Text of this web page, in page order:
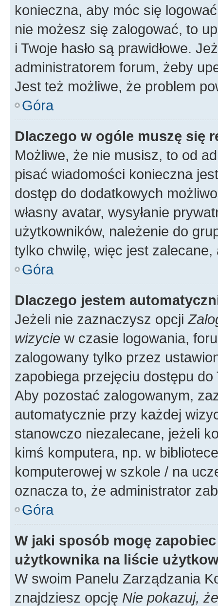
konieczna, aby móc się
nie możesz się zalogować, to
i Twoje hasło są prawidłowe.
administratorem forum, żeby
Jest też możliwe, że problem
Góra
Dlaczego w ogóle muszę się
Możliwe, że nie musisz, to od
pisać wiadomości konieczna
dostęp do dodatkowych
własny avatar, wysyłanie
użytkowników, należenie do
tylko chwilę, więc jest zalecane,
Góra
Dlaczego jestem
Jeżeli nie zaznaczysz opcji
wizycie w czasie logowania,
zalogowany tylko przez
zapobiega przejęciu dostępu
Aby pozostać zalogowanym,
automatycznie przy każdej
stanowczo niezalecane, jeżeli
kimś komputera, np. w
komputerowej w szkole / na
oznacza to, że administrator
Góra
W jaki sposób mogę
użytkownika na liście
W swoim Panelu Zarządzania
znajdziesz opcję Nie pokazuj,